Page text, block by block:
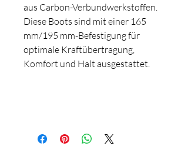
aus Carbon-Verbundwerkstoffen.
Diese Boots sind mit einer 165
mm/195 mm-Befestigung für
optimale Kraftübertragung,
Komfort und Halt ausgestattet.